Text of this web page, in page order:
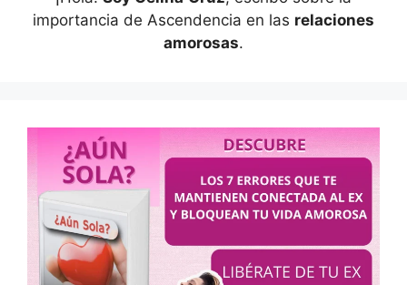
importancia de Ascendencia en las relaciones
amorosas.